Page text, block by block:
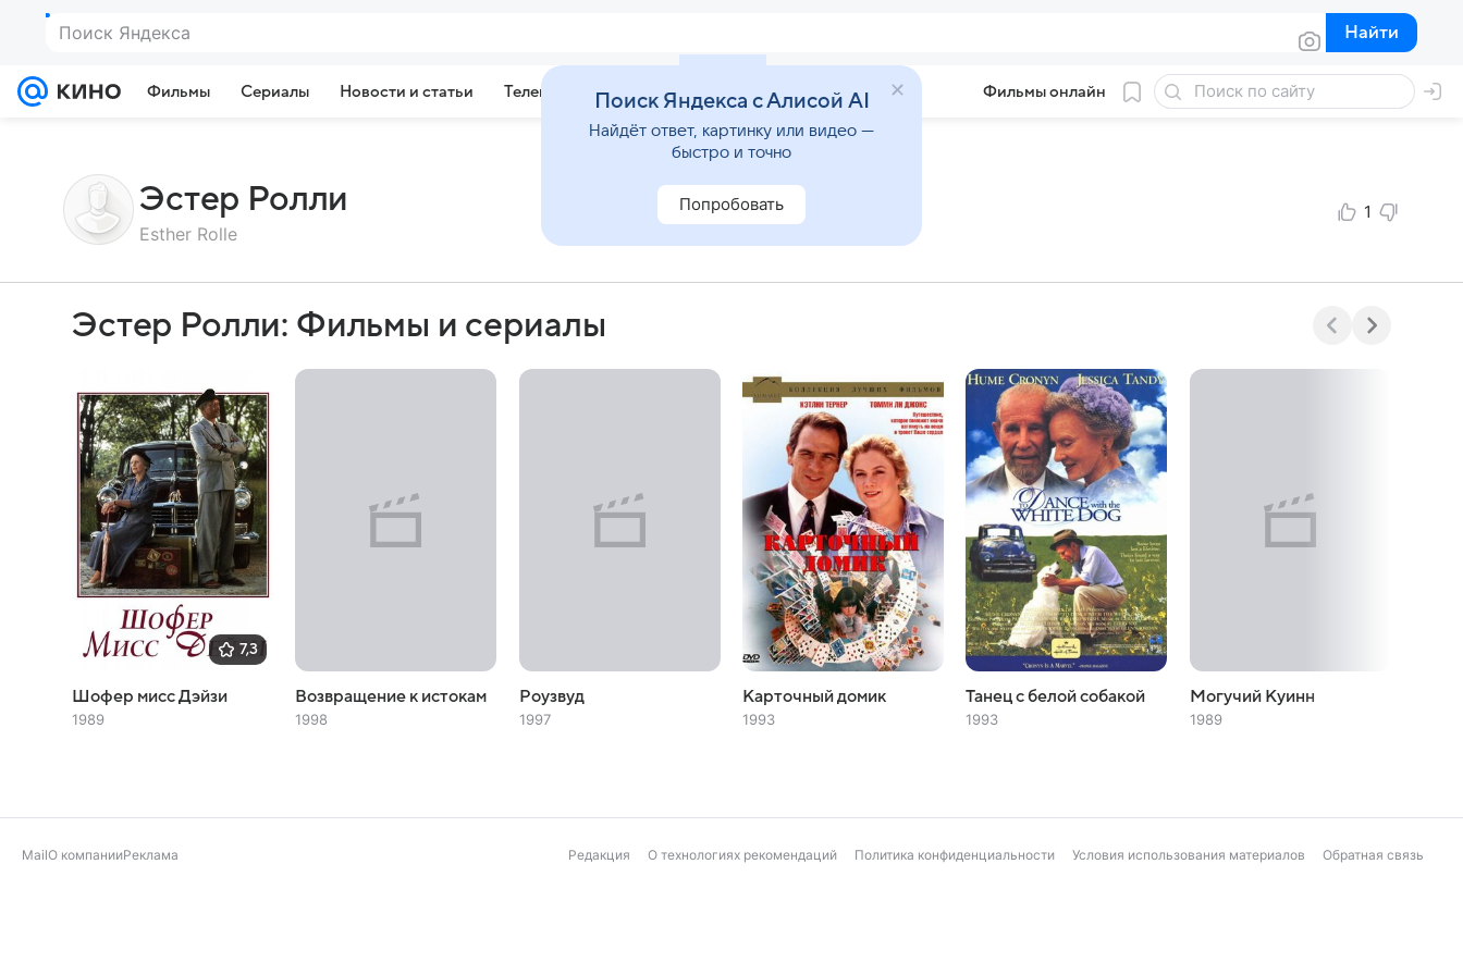
Поиск Яндекса Найти
Найти
Фильмы Сериалы Новости и статьи Телепрограмма Звезды Фильмы онлайн
Эстер Ролли
Esther Rolle
1
Эстер Ролли: Фильмы и сериалы
7,3
Шофер мисс Дэйзи
1989
Возвращение к истокам
1998
Роузвуд
1997
Карточный домик
1993
Танец с белой собакой
1993
Могучий Куинн
1989
MailО компанииРеклама Редакция О технологиях рекомендаций Политика конфиденциальности Условия использования материалов Обратная связь
Поиск Яндекса с Алисой AI
Найдёт ответ, картинку или видео —
быстро и точно
Попробовать